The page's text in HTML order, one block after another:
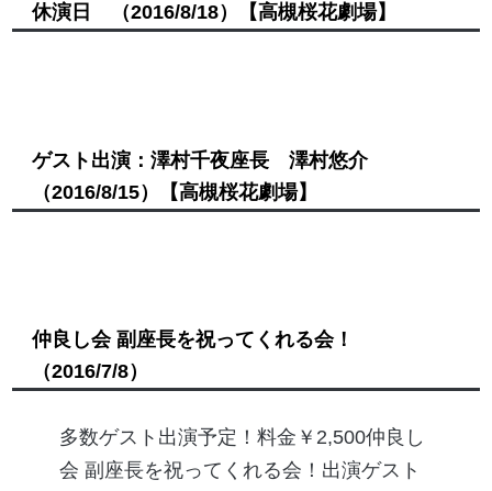
休演日 （2016/8/18） 【高槻桜花劇場】
ゲスト出演：澤村千夜座長 澤村悠介
（2016/8/15）
【高槻桜花劇場】
仲良し会 副座長を祝ってくれる会！
（2016/7/8）
多数ゲスト出演予定！料金￥2,500仲良し
会 副座長を祝ってくれる会！出演ゲスト